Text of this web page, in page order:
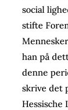
social
stifte
han på
denne
skrive det
Hessische